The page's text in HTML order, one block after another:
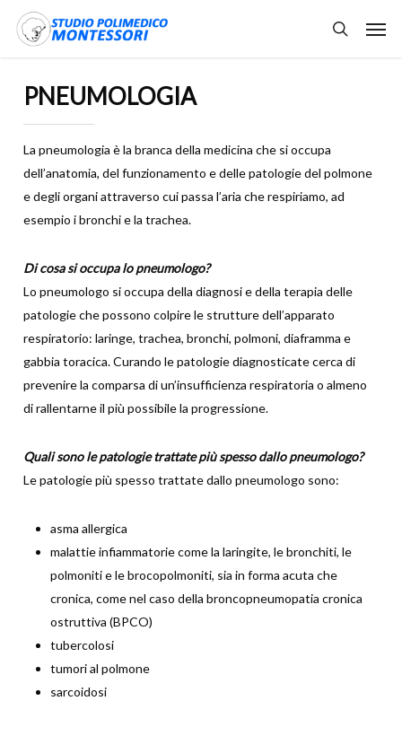
search
PNEUMOLOGIA
La pneumologia è la branca della medicina che si occupa
dell’anatomia, del funzionamento e delle patologie del polmone
e degli organi attraverso cui passa l’aria che respiriamo, ad
esempio i bronchi e la trachea.
Di cosa si occupa lo pneumologo?
Lo pneumologo si occupa della diagnosi e della terapia delle
patologie che possono colpire le strutture dell’apparato
respiratorio: laringe, trachea, bronchi, polmoni, diaframma e
gabbia toracica. Curando le patologie diagnosticate cerca di
prevenire la comparsa di un’insufficienza respiratoria o almeno
di rallentarne il più possibile la progressione.
Quali sono le patologie trattate più spesso dallo pneumologo?
Le patologie più spesso trattate dallo pneumologo sono:
asma allergica
malattie infiammatorie come la laringite, le bronchiti, le
polmoniti e le brocopolmoniti, sia in forma acuta che
cronica, come nel caso della broncopneumopatia cronica
ostruttiva (BPCO)
tubercolosi
tumori al polmone
sarcoidosi